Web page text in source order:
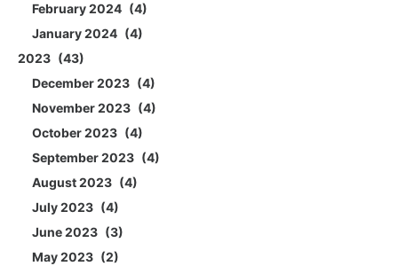
February 2024
4
January 2024
4
2023
43
December 2023
4
November 2023
4
October 2023
4
September 2023
4
August 2023
4
July 2023
4
June 2023
3
May 2023
2